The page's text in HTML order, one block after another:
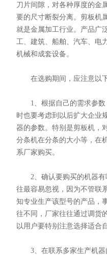
刀片间隙，对各种厚度的金
要的尺寸断裂分离。剪板机
就是金属加工行业。产品广
工、建筑、船舶、汽车、电
机械和成套设备。
在选购期间，应注意以
1、根据自己的需求参数
时也要考虑到以后扩大企业
器的参数。特别是剪板机，
分条机在分条的大小等，在
系厂家购买。
2、确认要购买的机器有
往最容易忽视，因为不管联
知专业生产该型号的产品，
往不同，厂家往往通过调货
以用户要特别注意选择适合
3、在联系多家生产机器